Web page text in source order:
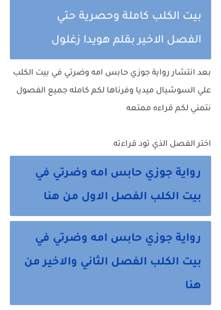
بيت الكلب كاملة وحصرية حتي
الفصل الاخير بقلم هويدا زغلول
بعد انتشار رواية جوزي حابس امه وضرتي في بيت الكلب
علي السوشيال ميديا وفرناها لكم كامله جميع الفصول
نتمني لكم قراءه ممتعه
اختر الفصل الذي تود قراءته
رواية جوزي حابس امه وضرتي في
بيت الكلب الفصل الاول من هنا
رواية جوزي حابس امه وضرتي في
بيت الكلب الفصل الثاني والاخير من
هنا